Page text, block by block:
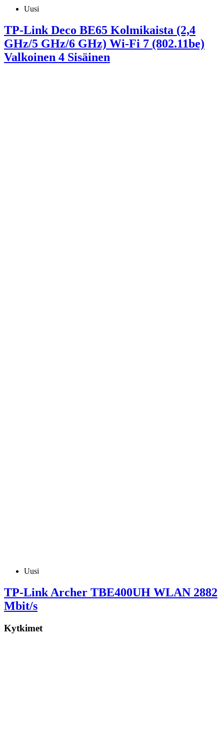
Uusi
TP-Link Deco BE65 Kolmikaista (2,4
GHz/5 GHz/6 GHz) Wi-Fi 7 (802.11be)
Valkoinen 4 Sisäinen
Uusi
TP-Link Archer TBE400UH WLAN 2882
Mbit/s
Kytkimet